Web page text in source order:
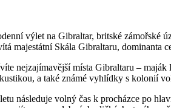
výlet na Gibraltar, britské zámořské
majestátní Skála Gibraltaru, dominanta
nejzajímavější místa Gibraltaru –
a také známé vyhlídky s kolonií
následuje volný čas k procházce po